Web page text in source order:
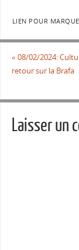
LIEN POUR
« 08/02/2024:
retour sur la Brafa
Laisser un